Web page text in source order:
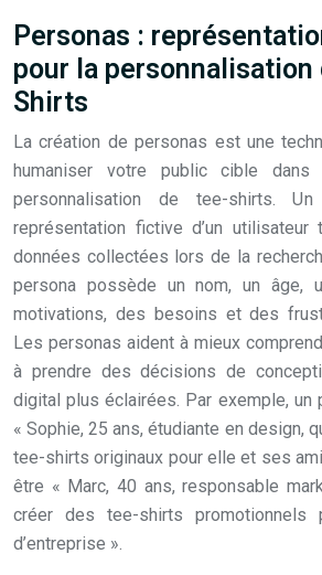
Personas :
pour la personnalisation
Shirts
La création de personas est une
humaniser votre public cible
personnalisation de tee-shirts.
représentation fictive d’un
données collectées lors de la
persona possède un nom, un âge,
motivations, des besoins et des
Les personas aident à mieux
à prendre des décisions de
digital plus éclairées. Par exemple, un
« Sophie, 25 ans, étudiante en design,
tee-shirts originaux pour elle et ses
être « Marc, 40 ans, responsable
créer des tee-shirts promotionnels
d’entreprise ».